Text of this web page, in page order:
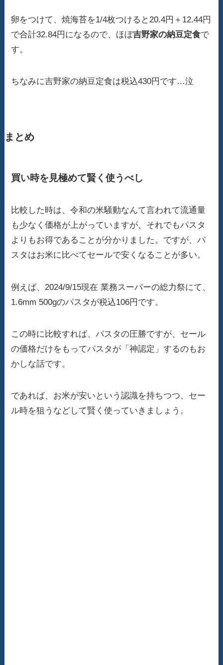
卵をつけて、焼海苔を1/4枚つけると20.4円＋12.44円
で合計32.84円になるので、ほぼ吉野家の納豆定食で
す。
ちなみに吉野家の納豆定食は税込430円です…泣
まとめ
買い時を見極めて賢く使うべし
比較した時は、令和の米騒動なんて言われて流通量
も少なく価格が上がっていますが、それでもパスタ
よりもお得であることが分かりました。ですが、パ
スタはお米に比べてセールで安くなることが多い。
例えば、2024/9/15現在 業務スーパーの総力祭にて、
1.6mm 500gのパスタが税込106円です。
この時に比較すれば、パスタの圧勝ですが、セール
の価格だけをもってパスタが「神認定」するのもお
かしな話です。
であれば、お米が安いという認識を持ちつつ、セー
ル時を狙うなどして賢く使っていきましょう。